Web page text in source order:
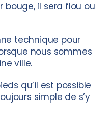
bouge, il sera flou ou
technique pour
nous sommes
ville.
qu’il est possible
simple de s’y